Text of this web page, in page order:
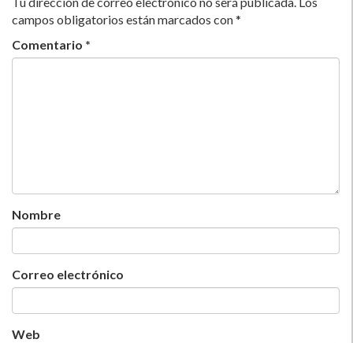
campos obligatorios están marcados con*
Comentario *
Nombre
Correo electrónico
Web